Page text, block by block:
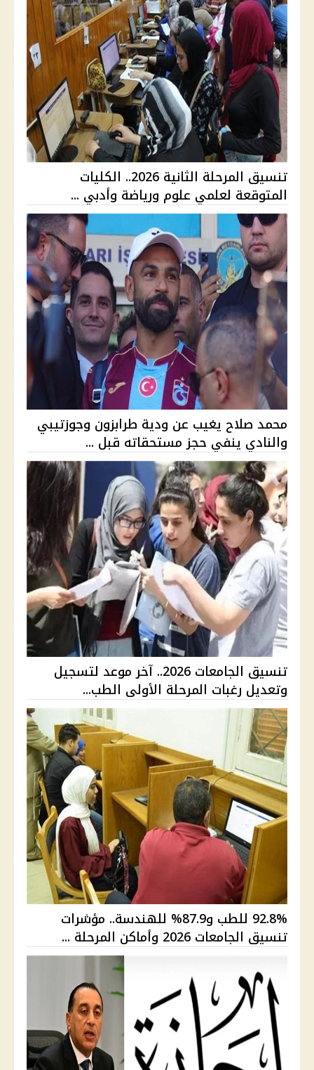
تنسيق المرحلة الثانية 2026.. الكليات
المتوقعة لعلمي علوم ورياضة وأدبي ...
محمد صلاح يغيب عن ودية طرابزون وجوزتيبي
والنادي ينفي حجز مستحقاته قبل ...
تنسيق الجامعات 2026.. آخر موعد لتسجيل
وتعديل رغبات المرحلة الأولى الطب...
92.8% للطب و87.9% للهندسة.. مؤشرات
تنسيق الجامعات 2026 وأماكن المرحلة ...